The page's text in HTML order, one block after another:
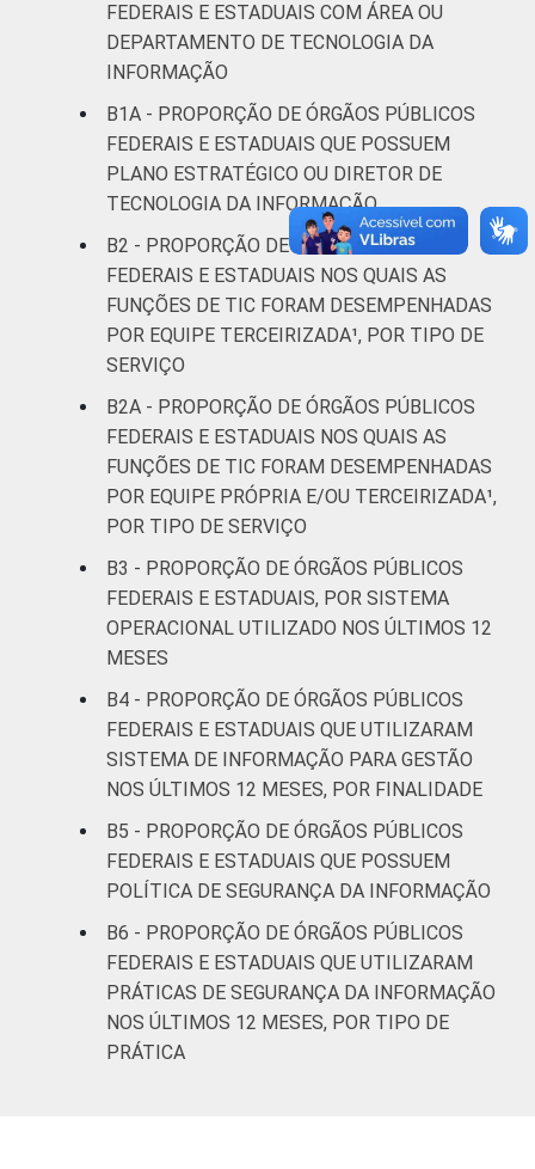
FEDERAIS E ESTADUAIS COM ÁREA OU
DEPARTAMENTO DE TECNOLOGIA DA
INFORMAÇÃO
B1A - PROPORÇÃO DE ÓRGÃOS PÚBLICOS
FEDERAIS E ESTADUAIS QUE POSSUEM
PLANO ESTRATÉGICO OU DIRETOR DE
TECNOLOGIA DA INFORMAÇÃO
B2 - PROPORÇÃO DE ÓRGÃOS PÚBLICOS
FEDERAIS E ESTADUAIS NOS QUAIS AS
FUNÇÕES DE TIC FORAM DESEMPENHADAS
POR EQUIPE TERCEIRIZADA¹, POR TIPO DE
SERVIÇO
B2A - PROPORÇÃO DE ÓRGÃOS PÚBLICOS
FEDERAIS E ESTADUAIS NOS QUAIS AS
FUNÇÕES DE TIC FORAM DESEMPENHADAS
POR EQUIPE PRÓPRIA E/OU TERCEIRIZADA¹,
POR TIPO DE SERVIÇO
B3 - PROPORÇÃO DE ÓRGÃOS PÚBLICOS
FEDERAIS E ESTADUAIS, POR SISTEMA
OPERACIONAL UTILIZADO NOS ÚLTIMOS 12
MESES
B4 - PROPORÇÃO DE ÓRGÃOS PÚBLICOS
FEDERAIS E ESTADUAIS QUE UTILIZARAM
SISTEMA DE INFORMAÇÃO PARA GESTÃO
NOS ÚLTIMOS 12 MESES, POR FINALIDADE
B5 - PROPORÇÃO DE ÓRGÃOS PÚBLICOS
FEDERAIS E ESTADUAIS QUE POSSUEM
POLÍTICA DE SEGURANÇA DA INFORMAÇÃO
B6 - PROPORÇÃO DE ÓRGÃOS PÚBLICOS
FEDERAIS E ESTADUAIS QUE UTILIZARAM
PRÁTICAS DE SEGURANÇA DA INFORMAÇÃO
NOS ÚLTIMOS 12 MESES, POR TIPO DE
PRÁTICA